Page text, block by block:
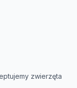
zwierzęta